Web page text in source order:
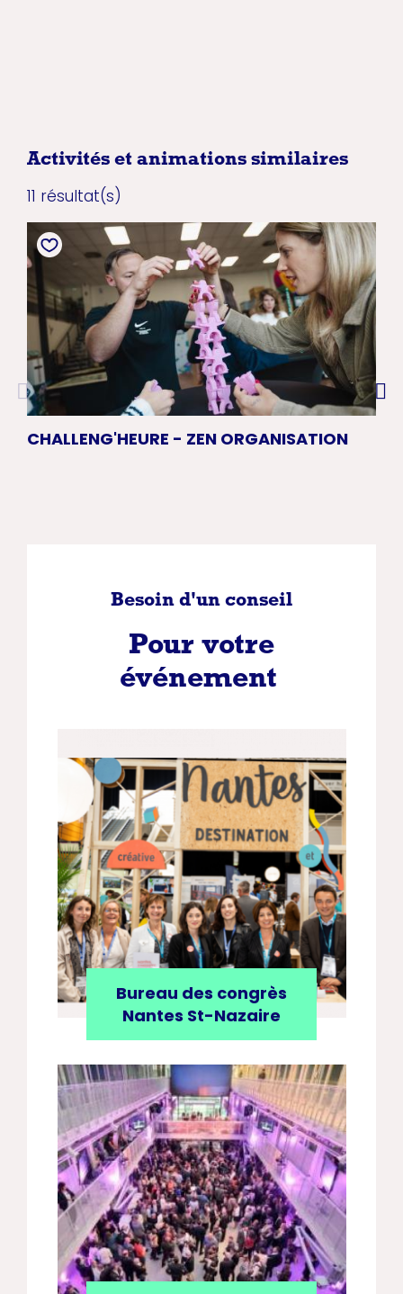
Activités et animations similaires
11 résultat(s)
CHALLENG'HEURE - ZEN ORGANISATION
Besoin d'un conseil
Pour votre
événement
Bureau des congrès
Nantes St-Nazaire